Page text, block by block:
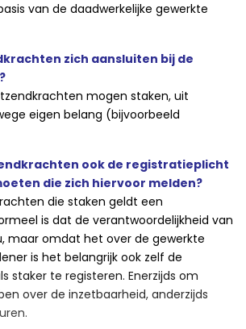
van de daadwerkelijke gewerkte
zich aansluiten bij de
mogen staken, uit
eigen belang (bijvoorbeeld
ook de registratieplicht
die zich hiervoor melden?
die staken geldt een
is dat de verantwoordelijkheid van
maar omdat het over de gewerkte
is het belangrijk ook zelf de
staker te registeren. Enerzijds om
over de inzetbaarheid, anderzijds